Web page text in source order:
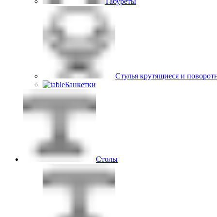
Стулья крутящиеся и
Банкетки
Столы